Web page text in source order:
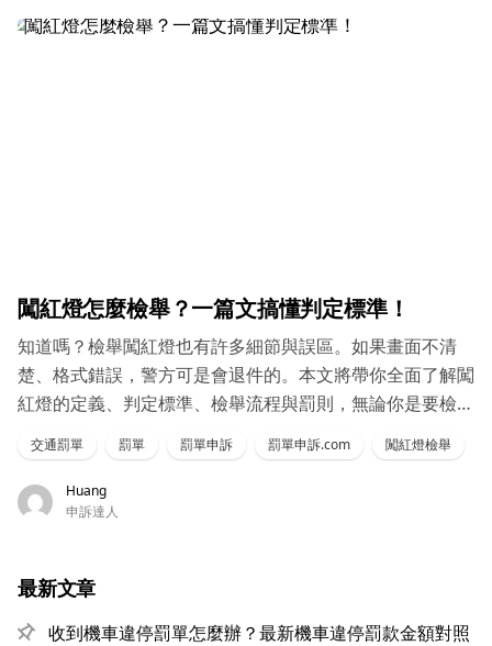
闖紅燈怎麼檢舉？一篇文搞懂判定標準！
知道嗎？檢舉闖紅燈也有許多細節與誤區。如果畫面不清
楚、格式錯誤，警方可是會退件的。本文將帶你全面了解闖
紅燈的定義、判定標準、檢舉流程與罰則，無論你是要檢舉
交通罰單 罰單 罰單申訴 罰單申訴.com 闖紅燈檢舉
Huang
申訴達人
最新文章
收到機車違停罰單怎麼辦？最新機車違停罰款金額對照